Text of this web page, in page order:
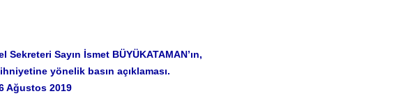
Sayın İsmet BÜYÜKATAMAN’ın,
yönelik basın açıklaması.
Ağustos 2019